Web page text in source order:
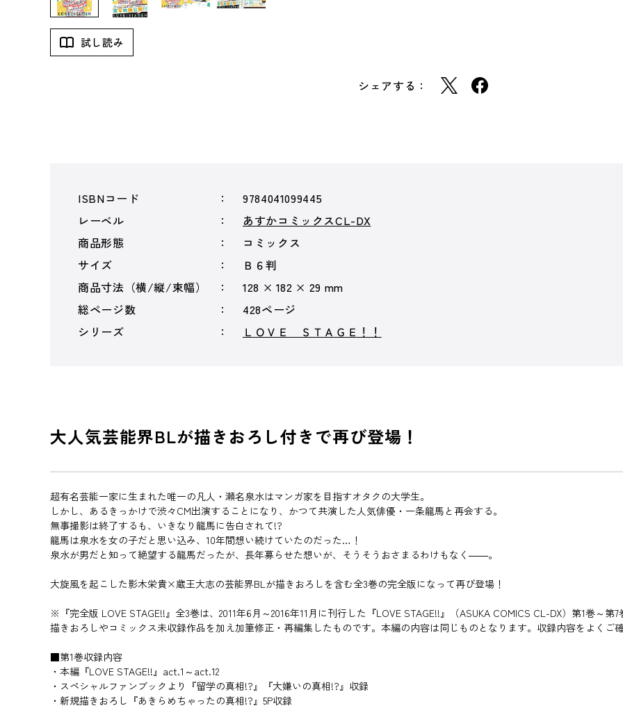
試し読み
シェアする：
ISBNコード
9784041099445
レーベル
あすかコミックスCL-DX
商品形態
コミックス
サイズ
Ｂ６判
商品寸法（横/縦/束幅）
128 × 182 × 29 mm
総ページ数
428ページ
シリーズ
ＬＯＶＥ ＳＴＡＧＥ！！
大人気芸能界BLが描きおろし付きで再び登場！
超有名芸能一家に生まれた唯一の凡人・瀬名泉水はマンガ家を目指すオタクの大学生。
しかし、あるきっかけで渋々CM出演することになり、かつて共演した人気俳優・一条龍馬と再会する。
無事撮影は終了するも、いきなり龍馬に告白されて!?
龍馬は泉水を女の子だと思い込み、10年間想い続けていたのだった…！
泉水が男だと知って絶望する龍馬だったが、長年募らせた想いが、そうそうおさまるわけもなく――。
大旋風を起こした影木栄貴×蔵王大志の芸能界BLが描きおろしを含む全3巻の完全版になって再び登場！
※『完全版 LOVE STAGE!!』全3巻は、2011年6月～2016年11月に刊行した『LOVE STAGE!!』（ASUKA COMICS CL-DX）第1巻～第7
描きおろしやコミックス未収録作品を加え加筆修正・再編集したものです。本編の内容は同じものとなります。収録内容をよくご
■第1巻収録内容
・本編『LOVE STAGE!!』act.1～act.12
・スペシャルファンブックより『留学の真相!?』『大嫌いの真相!?』収録
・新規描きおろし『あきらめちゃったの真相!?』5P収録